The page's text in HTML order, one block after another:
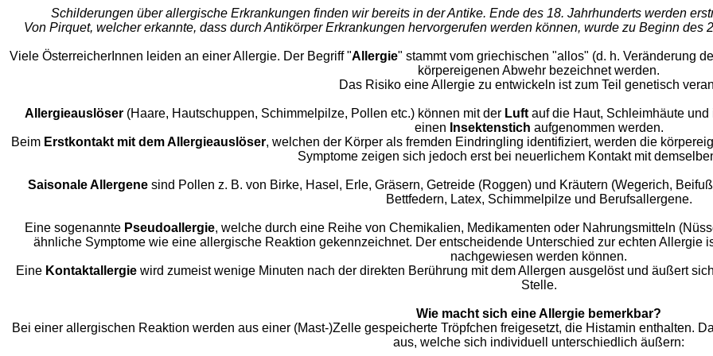
Schilderungen über allergische Erkrankungen finden wir bereits in der Antike. Ende des 18. Jahrhunderts werden
Von Pirquet, welcher erkannte, dass durch Antikörper Erkrankungen hervorgerufen werden können, wurde zu Beginn
Viele ÖsterreicherInnen leiden an einer Allergie. Der Begriff "Allergie" stammt vom griechischen "allos" (d. h. Veränderung
körpereigenen Abwehr bezeichnet werden.
Das Risiko eine Allergie zu entwickeln ist zum Teil genetisch
Allergieauslöser (Haare, Hautschuppen, Schimmelpilze, Pollen etc.) können mit der Luft auf die Haut, Schleimhäute
einen Insektenstich aufgenommen werden.
Beim Erstkontakt mit dem Allergieauslöser, welchen der Körper als fremden Eindringling identifiziert, werden die
Symptome zeigen sich jedoch erst bei neuerlichem Kontakt mit
Saisonale Allergene sind Pollen z. B. von Birke, Hasel, Erle, Gräsern, Getreide (Roggen) und Kräutern (Wegerich,
Bettfedern, Latex, Schimmelpilze und Berufsallergene.
Eine sogenannte Pseudoallergie, welche durch eine Reihe von Chemikalien, Medikamenten oder Nahrungsmitteln
ähnliche Symptome wie eine allergische Reaktion gekennzeichnet. Der entscheidende Unterschied zur echten Allergie
nachgewiesen werden können.
Eine Kontaktallergie wird zumeist wenige Minuten nach der direkten Berührung mit dem Allergen ausgelöst und äußert
Stelle.
Wie macht sich eine Allergie bemerkbar?
Bei einer allergischen Reaktion werden aus einer (Mast-)Zelle gespeicherte Tröpfchen freigesetzt, die Histamin enthalten.
aus, welche sich individuell unterschiedlich äußern: